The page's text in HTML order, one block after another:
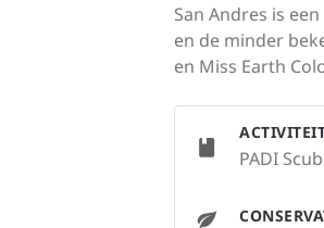
San Andres is
en de minder
en Miss Earth
PADI